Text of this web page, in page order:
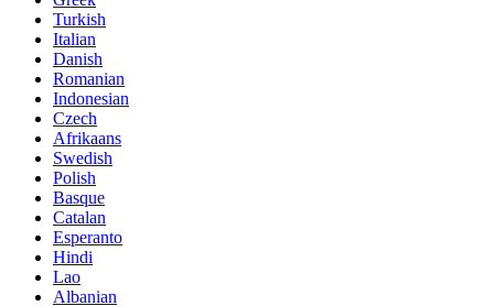
Turkish
Italian
Danish
Romanian
Indonesian
Czech
Afrikaans
Swedish
Polish
Basque
Catalan
Esperanto
Hindi
Lao
Albanian